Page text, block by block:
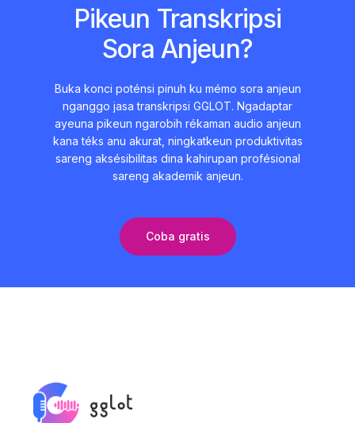
Pikeun Transkripsi
Sora Anjeun?
Buka konci poténsi pinuh ku mémo sora anjeun
nganggo jasa transkripsi GGLOT. Ngadaptar
ayeuna pikeun ngarobih rékaman audio anjeun
kana téks anu akurat, ningkatkeun produktivitas
sareng aksésibilitas dina kahirupan profésional
sareng akademik anjeun.
Coba gratis